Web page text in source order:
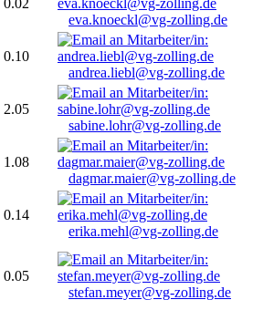
0.02
eva.knoeckl@vg-zolling.de
0.10
andrea.liebl@vg-zolling.de
2.05
sabine.lohr@vg-zolling.de
1.08
dagmar.maier@vg-zolling.de
0.14
erika.mehl@vg-zolling.de
0.05
stefan.meyer@vg-zolling.de